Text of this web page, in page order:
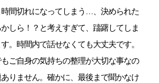
間切れになってしまう…、決められた
しら！？と考えすぎて、躊躇してしま
。時間内で話せなくても大丈夫です。
ご自身の気持ちの整理が大切な事なの
りません。確かに、最後まで聞かなけ